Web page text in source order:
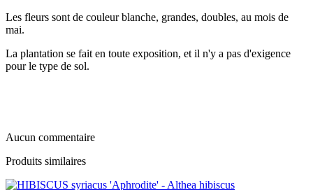
Les fleurs sont de couleur blanche, grandes, doubles, au mois de
mai.
La plantation se fait en toute exposition, et il n'y a pas d'exigence
pour le type de sol.
Aucun commentaire
Produits similaires